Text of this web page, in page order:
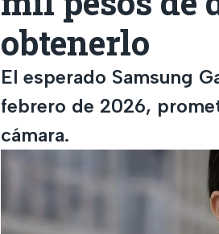
obtenerlo
El esperado Samsung
febrero de 2026,
cámara.